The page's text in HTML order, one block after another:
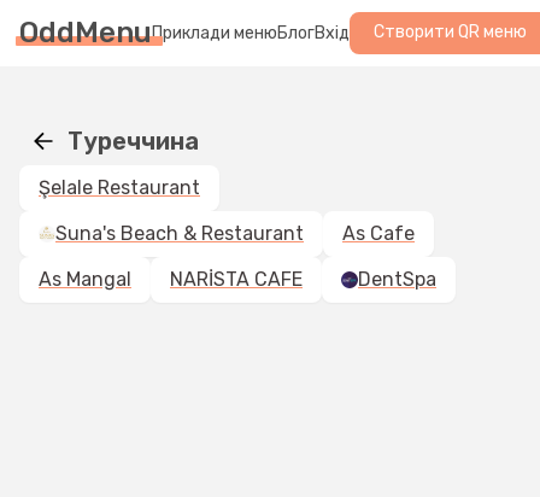
OddMenuПриклади менюБлогВхід Створити QR меню
Туреччина
Şelale Restaurant
Suna's Beach & Restaurant
As Cafe
As Mangal
NARİSTA CAFE DentSpa